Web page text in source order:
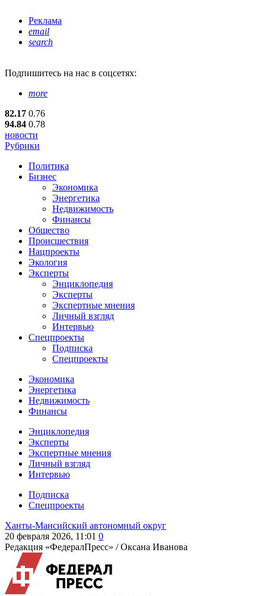
Реклама
email
search
Подпишитесь на нас в соцсетях:
more
82.17 0.76
94.84 0.78
новости
Рубрики
Политика
Бизнес
Экономика
Энергетика
Недвижимость
Финансы
Общество
Происшествия
Нацпроекты
Экология
Эксперты
Энциклопедия
Эксперты
Экспертные мнения
Личный взгляд
Интервью
Спецпроекты
Подписка
Спецпроекты
Экономика
Энергетика
Недвижимость
Финансы
Энциклопедия
Эксперты
Экспертные мнения
Личный взгляд
Интервью
Подписка
Спецпроекты
Ханты-Мансийский автономный округ
20 февраля 2026, 11:01 0
Редакция «ФедералПресс» /Оксана Иванова